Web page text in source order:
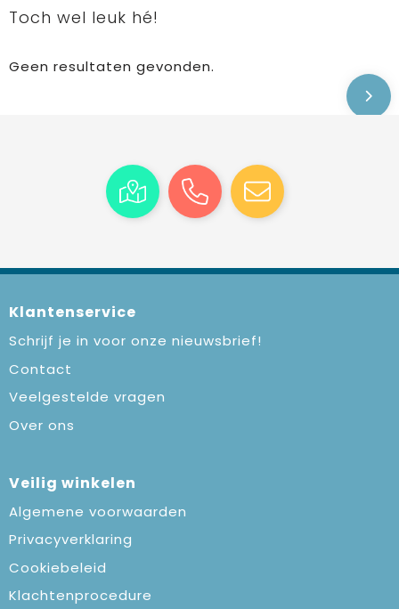
Toch wel leuk hé!
Geen resultaten gevonden.
Klantenservice
Schrijf je in voor onze nieuwsbrief!
Contact
Veelgestelde vragen
Over ons
Veilig winkelen
Algemene voorwaarden
Privacyverklaring
Cookiebeleid
Klachtenprocedure